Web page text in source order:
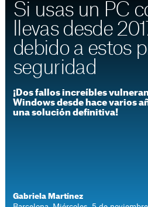
Si usas un PC
llevas desde
debido a estos
seguridad
¡Dos fallos increíbles
Windows desde hace varios
una solución definitiva!
Gabriela Martínez